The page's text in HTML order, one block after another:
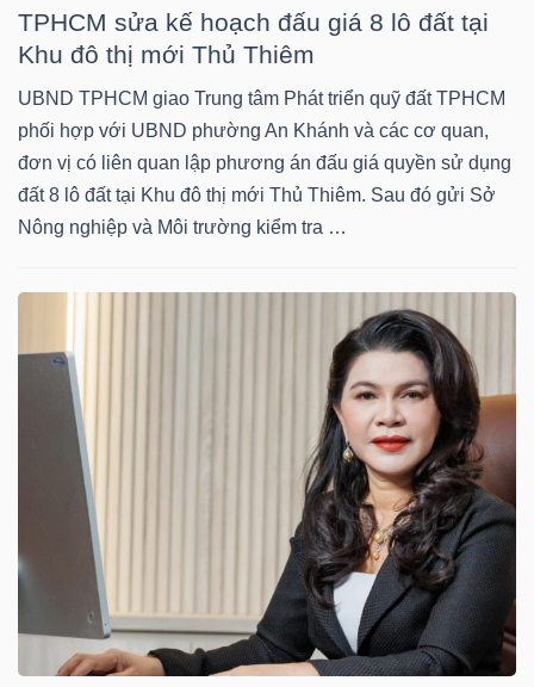
TPHCM sửa kế hoạch đấu giá 8 lô đất tại
Khu đô thị mới Thủ Thiêm
UBND TPHCM giao Trung tâm Phát triển quỹ đất TPHCM
phối hợp với UBND phường An Khánh và các cơ quan,
đơn vị có liên quan lập phương án đấu giá quyền sử dụng
đất 8 lô đất tại Khu đô thị mới Thủ Thiêm. Sau đó gửi Sở
Nông nghiệp và Môi trường kiểm tra …
TÀI
CHÍNH
HÀNG
KINH
ĐÔNG